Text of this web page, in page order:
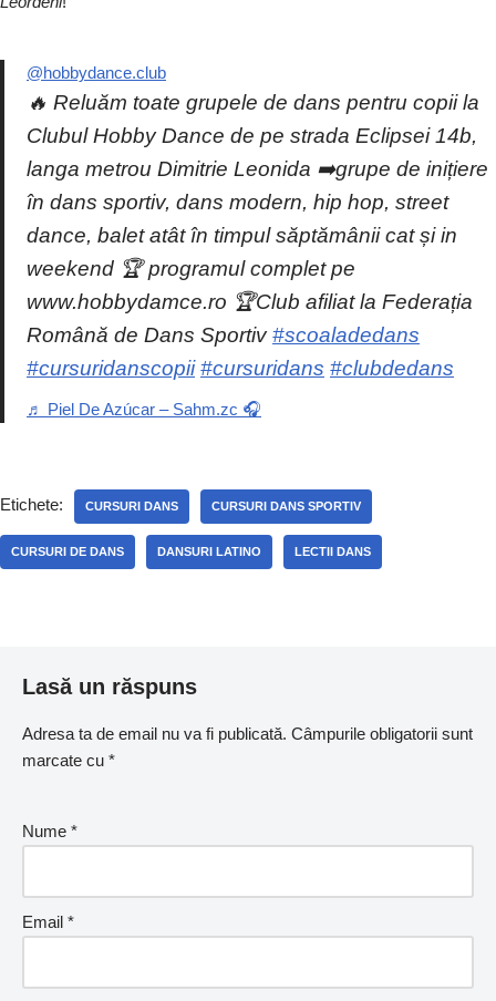
@hobbydance.club
🔥 Reluăm toate grupele de dans pentru copii la
Clubul Hobby Dance de pe strada Eclipsei 14b,
langa metrou Dimitrie Leonida ➡️grupe de inițiere
în dans sportiv, dans modern, hip hop, street
dance, balet atât în timpul săptămânii cat și in
weekend 🏆 programul complet pe
www.hobbydamce.ro 🏆Club afiliat la Federația
Română de Dans Sportiv#scoaladedans
#cursuridanscopii #cursuridans #clubdedans
♬ Piel De Azúcar – Sahm.zc 🎧
Etichete: CURSURI DANS CURSURI DANS SPORTIV
CURSURI DE DANS DANSURI LATINO LECTII DANS
Lasă un răspuns
Adresa ta de email nu va fi publicată. Câmpurile obligatorii sunt
marcate cu *
Nume *
Email *